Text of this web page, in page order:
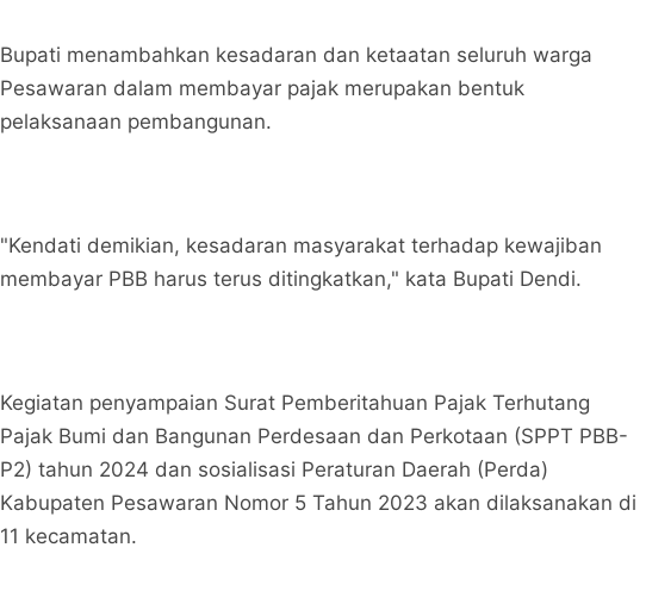
Serta Sosialisasikan Perda Tentang Pajak Daerah
dan Retribusi
Potret Peristiwa
Bagikan ke media lain
Bupati menambahkan kesadaran dan ketaatan seluruh warga
Pesawaran dalam membayar pajak merupakan bentuk
pelaksanaan pembangunan.
"Kendati demikian, kesadaran masyarakat terhadap kewajiban
membayar PBB harus terus ditingkatkan," kata Bupati Dendi.
Kegiatan penyampaian Surat Pemberitahuan Pajak Terhutang
Pajak Bumi dan Bangunan Perdesaan dan Perkotaan (SPPT PBB-
P2) tahun 2024 dan sosialisasi Peraturan Daerah (Perda)
Kabupaten Pesawaran Nomor 5 Tahun 2023 akan dilaksanakan di
11 kecamatan.
Serta Sosialisasikan Perda Tentang Pajak Daerah
dan Retribusi
Potret Peristiwa
Bagikan ke media lain